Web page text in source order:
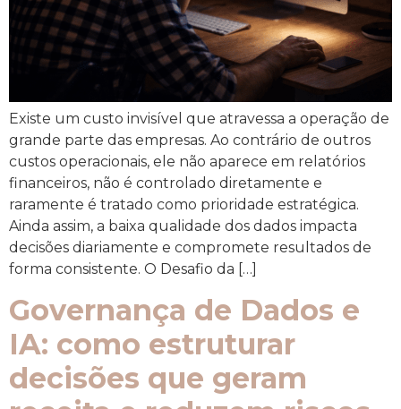
Existe um custo invisível que atravessa a operação de
grande parte das empresas. Ao contrário de outros
custos operacionais, ele não aparece em relatórios
financeiros, não é controlado diretamente e
raramente é tratado como prioridade estratégica.
Ainda assim, a baixa qualidade dos dados impacta
decisões diariamente e compromete resultados de
forma consistente. O Desafio da […]
Governança de Dados e
IA: como estruturar
decisões que geram